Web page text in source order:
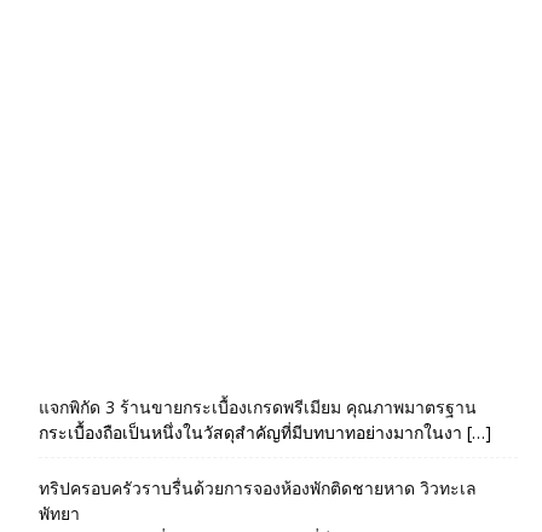
แจกพิกัด 3 ร้านขายกระเบื้องเกรดพรีเมียม คุณภาพมาตรฐาน
กระเบื้องถือเป็นหนึ่งในวัสดุสำคัญที่มีบทบาทอย่างมากในงา […]
ทริปครอบครัวราบรื่นด้วยการจองห้องพักติดชายหาด วิวทะเล
พัทยา